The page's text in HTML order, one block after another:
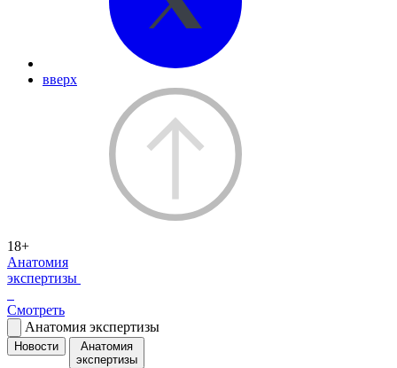
вверх
18+
Анатомия
экспертизы
Смотреть
Анатомия экспертизы
Новости
Анатомия
экспертизы